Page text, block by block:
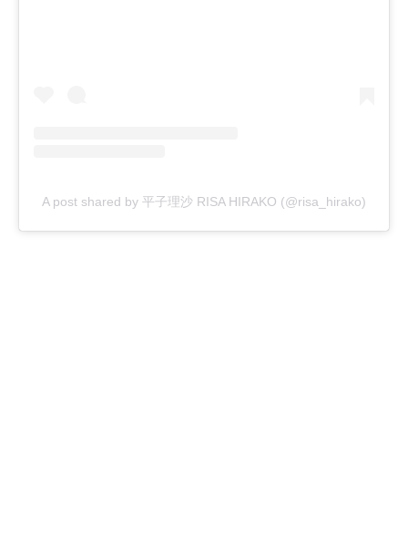
A post shared by 平子理沙 RISA HIRAKO (@risa_hirako)